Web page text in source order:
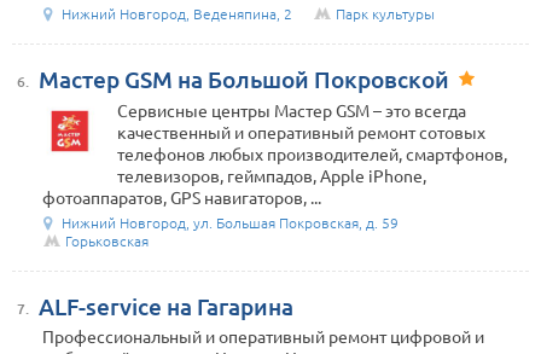
Нижний Новгород, Веденяпина, 2 Парк культуры
6. Мастер GSM на Большой Покровской
Сервисные центры Мастер GSM – это всегда
качественный и оперативный ремонт сотовых
телефонов любых производителей, смартфонов,
телевизоров, геймпадов, Apple iPhone,
фотоаппаратов, GPS навигаторов, ...
Нижний Новгород, ул. Большая Покровская, д. 59
Горьковская
7. ALF-service на Гагарина
Профессиональный и оперативный ремонт цифровой и